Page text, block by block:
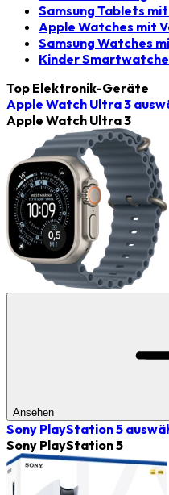
Samsung Tablets
Apple Watches mit
Samsung Watches
Kinder
Top Elektronik-Geräte
Apple Watch Ultra 3
Apple Watch Ultra 3
Ansehen
Sony PlayStation 5
Sony PlayStation 5